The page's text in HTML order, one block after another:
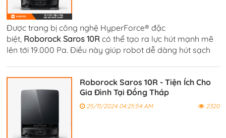
Được trang bị công nghệ HyperForce® đặc
biệt, Roborock Saros 10R có thể tạo ra lực hút mạnh mẽ
lên tới 19.000 Pa. Điều này giúp robot dễ dàng hút sạch
Roborock Saros 10R - Tiện Ích Cho
Gia Đình Tại Đồng Tháp
25/11/2024 04:25:54 AM 2320